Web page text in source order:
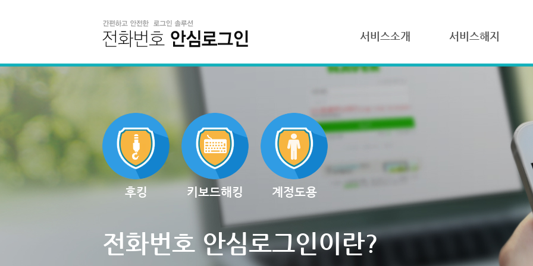
서비스소개 서비스해지
후킹 키보드해킹 계정도용
전화번호 안심로그인이란?